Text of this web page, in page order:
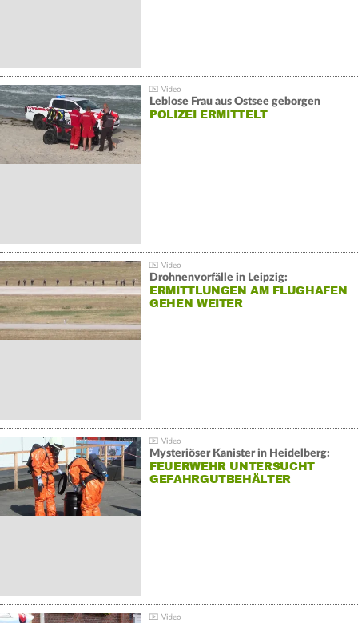
Leblose Frau aus Ostsee geborgen
POLIZEI ERMITTELT
Drohnenvorfälle in Leipzig:
ERMITTLUNGEN AM FLUGHAFEN
GEHEN WEITER
Mysteriöser Kanister in Heidelberg:
FEUERWEHR UNTERSUCHT
GEFAHRGUTBEHÄLTER